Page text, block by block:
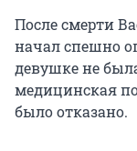
После смерти
начал спешно
девушке не
медицинская
было отказано.